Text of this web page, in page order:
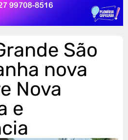
São
nova
Nova
e